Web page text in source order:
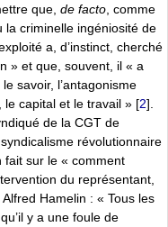
que, de facto , comme
la criminelle ingéniosité de
a, d’instinct, cherché
» et que, souvent, il « a
savoir, l’antagonisme
le capital et le travail » [2]
de la CGT de
révolutionnaire
fait sur le « comment
du représentant,
Hamelin : « Tous les
y a une foule de